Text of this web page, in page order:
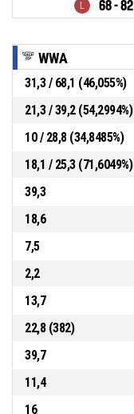
68 - 82
WWA
31,3 / 68,1 (46,055%)
21,3 / 39,2 (54,2994%)
10 / 28,8 (34,8485%)
18,1 / 25,3 (71,6049%)
39,3
18,6
7,5
2,2
13,7
22,8 (382)
39,7
11,4
16